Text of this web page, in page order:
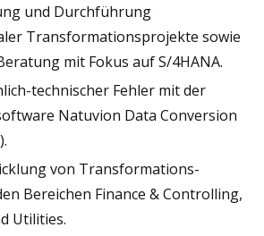
und Durchführung
Transformationsprojekte sowie
mit Fokus auf S/4HANA.
technischer Fehler mit der
Natuvion Data Conversion
von Transformations-
Bereichen Finance & Controlling,
Utilities.